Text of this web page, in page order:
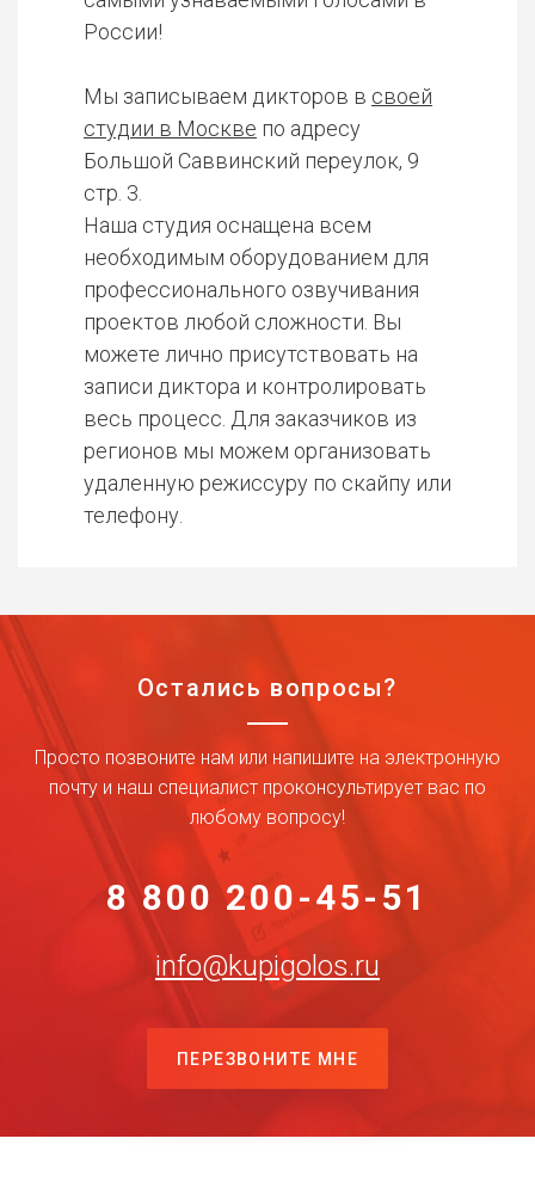
России!
Мы записываем дикторов в своей
студии в Москве по адресу
Большой Саввинский переулок, 9
стр. 3.
Наша студия оснащена всем
необходимым оборудованием для
профессионального озвучивания
проектов любой сложности. Вы
можете лично присутствовать на
записи диктора и контролировать
весь процесс. Для заказчиков из
регионов мы можем организовать
удаленную режиссуру по скайпу или
телефону.
Остались вопросы?
Просто позвоните нам или напишите на электронную
почту и наш специалист проконсультирует вас по
любому вопросу!
8 800 200-45-51
info@kupigolos.ru
ПЕРЕЗВОНИТЕ МНЕ